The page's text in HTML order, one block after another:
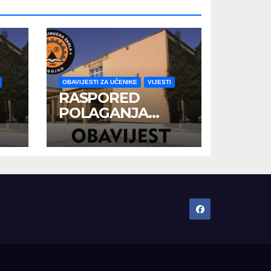
OBAVIJESTI ZA UČENIKE VIJESTI
RASPORED
POLAGANJA
ZAVRŠNOG ISPITA
U JUNSKOM